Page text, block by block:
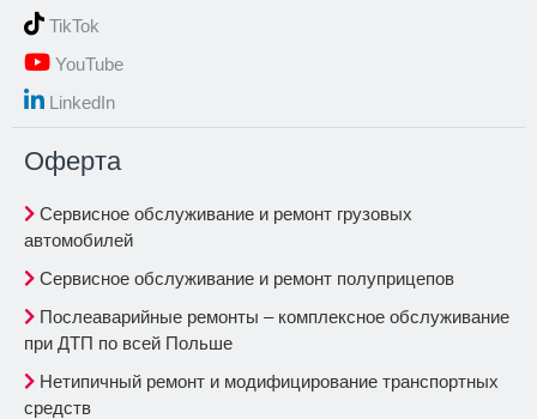
TikTok
YouTube
LinkedIn
Oферта
Сервисное обслуживание и ремонт грузовых
автомобилей
Сервисное обслуживание и ремонт полуприцепов
Послеаварийные ремонты – комплексное обслуживание
при ДТП по всей Польше
Нетипичный ремонт и модифицирование транспортных
средств